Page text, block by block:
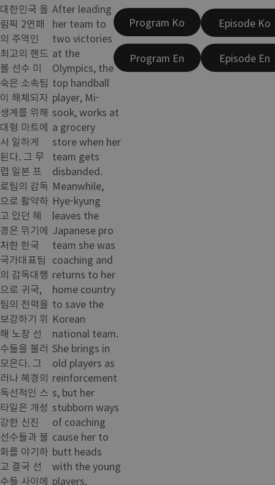
대한민국 올
림픽 2연패
의 주역인
최고의 핸드
볼 선수 미
숙은 소속팀
이 해체되자
생계를 위해
대형 마트에
서 일하게
된다. 그 무
렵 일본 프
로팀의 감독
으로 활약하
고 있던 혜
경은 위기에
처한 한국
국가대표팀
의 감독대행
으로 귀국,
팀의 전력을
보강하기 위
해 노장 선
수들을 불러
모은다. 그
러나 혜경의
독선적인 스
타일은 개성
강한 신진
선수들과 불
화를 야기하
고 결국 선
수들 사이에
After leading
her team to
two victories
at the
Olympics, the
top handball
player, Mi-
sook, works at
a grocery
store when her
team gets
disbanded.
Meanwhile,
Hye-kyung
leaves the
Japanese pro
team she was
coaching and
returns to her
home country
to save the
Korean
national team.
She brings in
old players as
reinforcement
s, but her
stubborn ways
of coaching
cause her to
butt heads
with the young
players,
Program Ko
Program En
Episode Ko
Episode En